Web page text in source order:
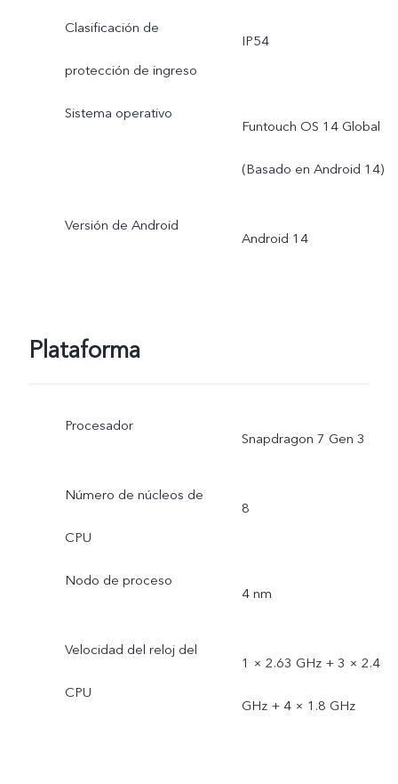
Clasificación de
protección de ingreso
IP54
Sistema operativo
Funtouch OS 14 Global
(Basado en Android 14)
Versión de Android
Android 14
Plataforma
Procesador
Snapdragon 7 Gen 3
Número de núcleos de
CPU
8
Nodo de proceso
4 nm
Velocidad del reloj del
CPU
1 × 2.63 GHz + 3 × 2.4
GHz + 4 × 1.8 GHz